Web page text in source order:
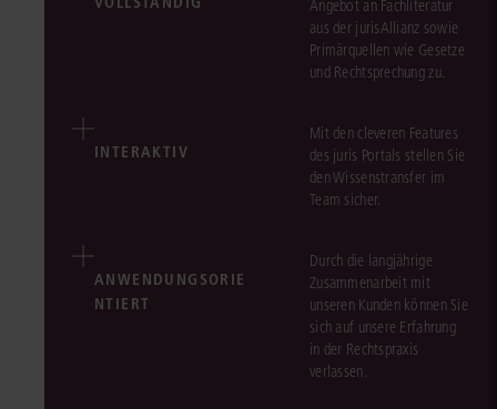
Angebot an Fachliteratur
aus der jurisAllianz sowie
Primärquellen wie Gesetze
und Rechtsprechung zu.
INTERAKTIV
Mit den cleveren Features
des juris Portals stellen Sie
den Wissenstransfer im
Team sicher.
ANWENDUNGSORIE
NTIERT
Durch die langjährige
Zusammenarbeit mit
unseren Kunden können Sie
sich auf unsere Erfahrung
in der Rechtspraxis
verlassen.